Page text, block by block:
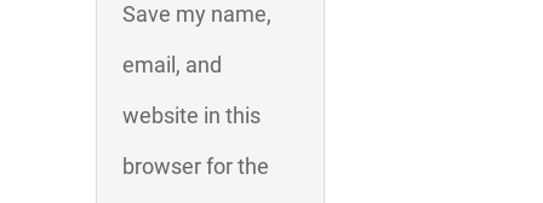
Save my name,
email, and
website in this
browser for the